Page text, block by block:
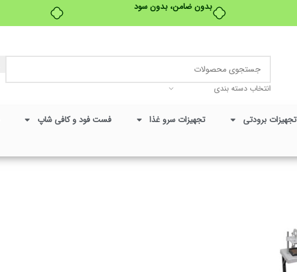
بدون ضامن، بدون سود
انتخاب دسته بندی
تجهیزات برودتی تجهیزات سرو غذا فست فود و کافی شاپ